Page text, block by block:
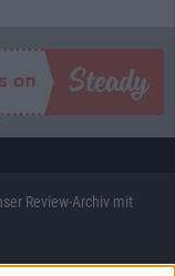
Review-Archiv mit